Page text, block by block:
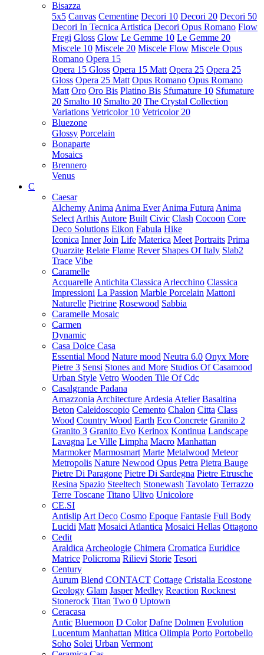
Bisazza
5x5 Canvas Cementine Decori 10 Decori 20 Decori 50
Decori In Tecnica Artistica Decori Opus Romano Flow
Fregi Gloss Glow Le Gemme 10 Le Gemme 20
Miscele 10 Miscele 20 Miscele Flow Miscele Opus
Romano Opera 15
Opera 15 Gloss Opera 15 Matt Opera 25 Opera 25
Gloss Opera 25 Matt Opus Romano Opus Romano
Matt Oro Oro Bis Platino Bis Sfumature 10 Sfumature
20 Smalto 10 Smalto 20 The Crystal Collection
Variations Vetricolor 10 Vetricolor 20
Bluezone
Glossy Porcelain
Bonaparte
Mosaics
Brennero
Venus
C
Caesar
Alchemy Anima Anima Ever Anima Futura Anima
Select Arthis Autore Built Civic Clash Cocoon Core
Deco Solutions Eikon Fabula Hike
Iconica Inner Join Life Materica Meet Portraits Prima
Quarzite Relate Flame Rever Shapes Of Italy Slab2
Trace Vibe
Caramelle
Acquarelle Antichita Classica Arlecchino Classica
Impressioni La Passion Marble Porcelain Mattoni
Naturelle Pietrine Rosewood Sabbia
Caramelle Mosaic
Carmen
Dynamic
Casa Dolce Casa
Essential Mood Nature mood Neutra 6.0 Onyx More
Pietre 3 Sensi Stones and More Studios Of Casamood
Urban Style Vetro Wooden Tile Of Cdc
Casalgrande Padana
Amazzonia Architecture Ardesia Atelier Basaltina
Beton Caleidoscopio Cemento Chalon Citta Class
Wood Country Wood Earth Eco Concrete Granito 2
Granito 3 Granito Evo Kerinox Kontinua Landscape
Lavagna Le Ville Limpha Macro Manhattan
Marmoker Marmosmart Marte Metalwood Meteor
Metropolis Nature Newood Opus Petra Pietra Bauge
Pietre Di Paragone Pietre Di Sardegna Pietre Etrusche
Resina Spazio Steeltech Stonewash Tavolato Terrazzo
Terre Toscane Titano Ulivo Unicolore
CE.SI
Antislip Art Deco Cosmo Epoque Fantasie Full Body
Lucidi Matt Mosaici Atlantica Mosaici Hellas Ottagono
Cedit
Araldica Archeologie Chimera Cromatica Euridice
Matrice Policroma Rilievi Storie Tesori
Century
Aurum Blend CONTACT Cottage Cristalia Ecostone
Geology Glam Jasper Medley Reaction Rocknest
Stonerock Titan Two 0 Uptown
Ceracasa
Antic Bluemoon D Color Dafne Dolmen Evolution
Lucentum Manhattan Mitica Olimpia Porto Portobello
Soho Solei Urban Vermont